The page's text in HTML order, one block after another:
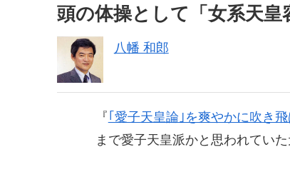
頭の体操として「女系天
八幡 和郎
『 ｢愛子天皇論｣を爽やかに吹き
まで愛子天皇派かと思われていた